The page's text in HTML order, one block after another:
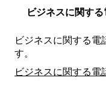
ビジネスに関す
ビジネスに関する電
す。
ビジネスに関する電